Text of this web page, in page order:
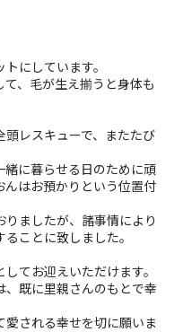
にしています。
、毛が生え揃うと身体も
レスキューで、またたび
に暮らせる日のために頑
はお預かりという位置付
ましたが、諸事情により
ることに致しました。
てお迎えいただけます。
既に里親さんのもとで幸
される幸せを切に願いま